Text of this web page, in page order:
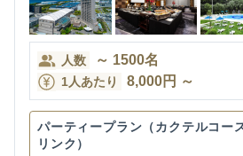
人数 ～ 1500名
1人あたり 8,000円 ～
パーティープラン（カクテルコー
リンク）